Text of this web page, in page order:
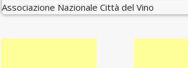
Associazione Nazionale Città del Vino